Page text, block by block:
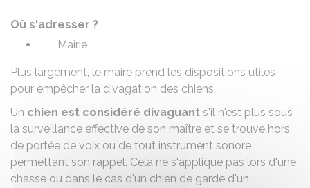
Où s'adresser ?
Mairie
Plus largement, le maire prend les dispositions utiles
pour empêcher la divagation des chiens.
Un chien est considéré divaguant s'il n'est plus sous
la surveillance effective de son maître et se trouve hors
de portée de voix ou de tout instrument sonore
permettant son rappel. Cela ne s'applique pas lors d'une
chasse ou dans le cas d'un chien de garde d'un